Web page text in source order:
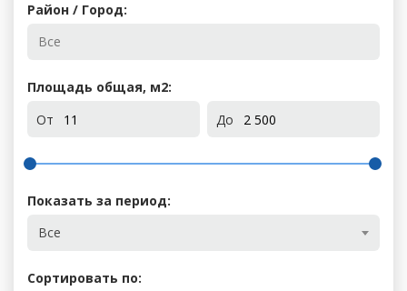
Район / Город:
Площадь общая, м2:
От
До
Показать за период:
Все
Сортировать по: